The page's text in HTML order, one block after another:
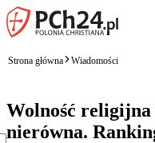
Strona główna Wiadomości
Wolność religijna
nierówna.